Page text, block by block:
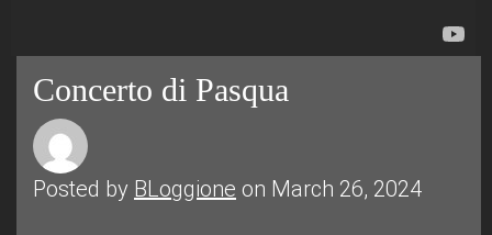
Concerto di Pasqua
Posted by BLoggione on March 26, 2024